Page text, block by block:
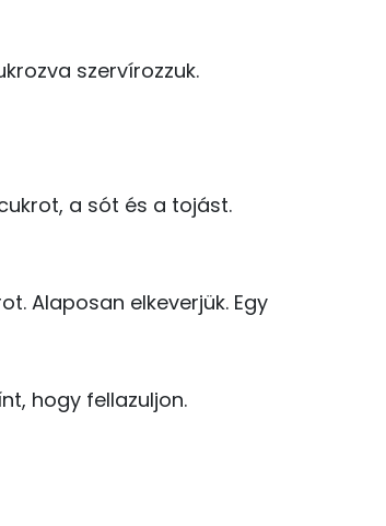
14 kcal
16 g
szervírozzuk.
a sót és a tojást.
Alaposan elkeverjük. Egy
hogy fellazuljon.